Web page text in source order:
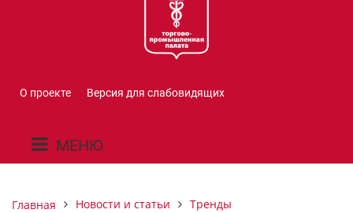
О проекте Версия для слабовидящих
МЕНЮ
Главная Новости и статьи
Тренды